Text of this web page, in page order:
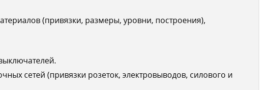
(привязки, размеры, уровни, построения),
сетей (привязки розеток, электровыводов, силового и